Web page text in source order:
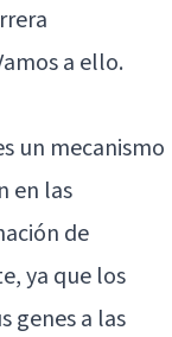
a ello.
un mecanismo
en las
de
ya que los
genes a las